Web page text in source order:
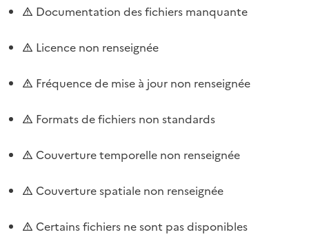
Documentation des fichiers manquante
Licence non renseignée
Fréquence de mise à jour non renseignée
Formats de fichiers non standards
Couverture temporelle non renseignée
Couverture spatiale non renseignée
Certains fichiers ne sont pas disponibles